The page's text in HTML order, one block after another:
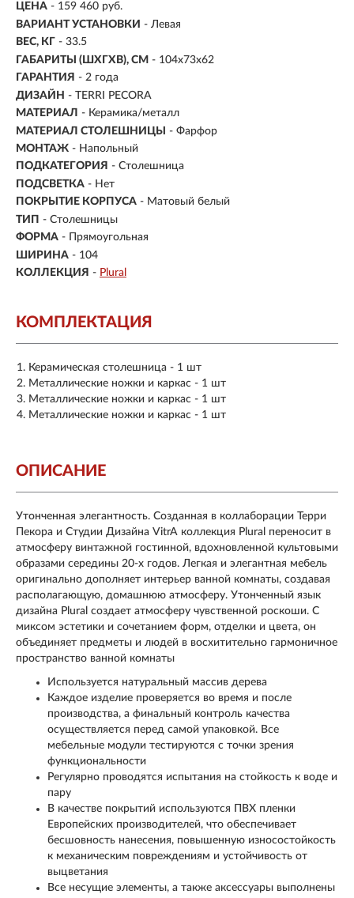
ЦЕНА - 159 460 руб.
ВАРИАНТ УСТАНОВКИ - Левая
ВЕС, КГ - 33.5
ГАБАРИТЫ (ШХГХВ), СМ - 104х73х62
ГАРАНТИЯ - 2 года
ДИЗАЙН - TERRI PECORA
МАТЕРИАЛ - Керамика/металл
МАТЕРИАЛ СТОЛЕШНИЦЫ
- Фарфор
МОНТАЖ - Напольный
ПОДКАТЕГОРИЯ - Столешница
ПОДСВЕТКА - Нет
ПОКРЫТИЕ КОРПУСА - Матовый белый
ТИП - Столешницы
ФОРМА - Прямоугольная
ШИРИНА - 104
КОЛЛЕКЦИЯ - Plural
КОМПЛЕКТАЦИЯ
Керамическая столешница - 1 шт
Металлические ножки и каркас - 1 шт
Металлические ножки и каркас - 1 шт
Металлические ножки и каркас - 1 шт
ОПИСАНИЕ
Утонченная элегантность. Созданная в коллаборации Терри
Пекора и Студии Дизайна VitrA коллекция Plural переносит в
атмосферу винтажной гостинной, вдохновленной культовыми
образами середины 20-х годов. Легкая и элегантная мебель
оригинально дополняет интерьер ванной комнаты, создавая
располагающую, домашнюю атмосферу. Утонченный язык
дизайна Plural создает атмосферу чувственной роскоши. С
миксом эстетики и сочетанием форм, отделки и цвета, он
объединяет предметы и людей в восхитительно гармоничное
пространство ванной комнаты
Используется натуральный массив дерева
Каждое изделие проверяется во время и после
производства, а финальный контроль качества
осуществляется перед самой упаковкой. Все
мебельные модули тестируются с точки зрения
функциональности
Регулярно проводятся испытания на стойкость к воде и
пару
В качестве покрытий используются ПВХ пленки
Европейских производителей, что обеспечивает
бесшовность нанесения, повышенную износостойкость
к механическим повреждениям и устойчивость от
выцветания
Все несущие элементы, а также аксессуары выполнены